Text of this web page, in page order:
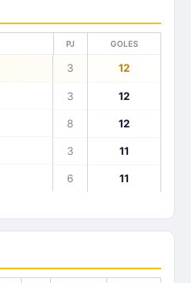
PJ GOLES
3 12
3 12
8 12
3 11
6 11